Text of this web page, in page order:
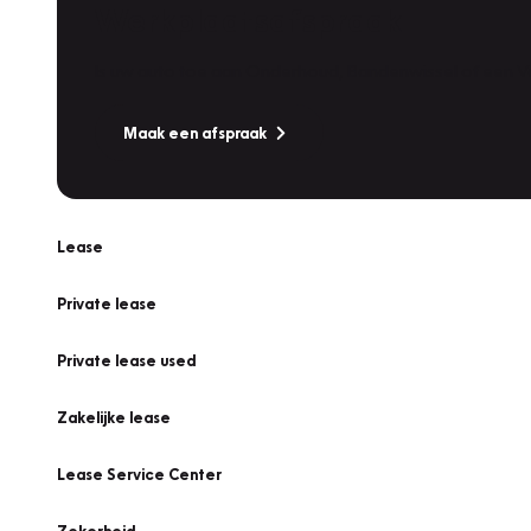
Maak een afspraak
Lease
Private lease
Private lease used
Zakelijke lease
Lease Service Center